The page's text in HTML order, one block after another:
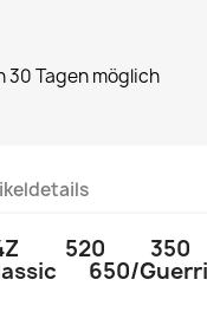
30 Tagen möglich
520 350
650/